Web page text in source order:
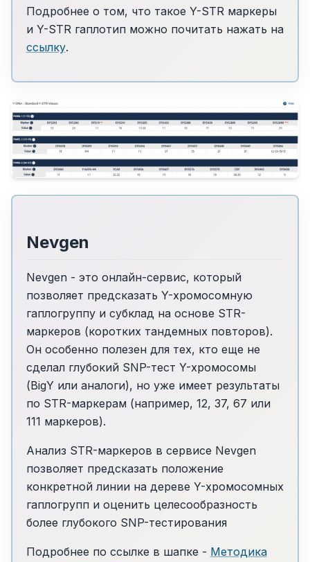
Подробнее о том, что такое Y-STR маркеры
и Y-STR гаплотип можно почитать нажать на
ссылку.
Nevgen
Nevgen - это онлайн-сервис, который
позволяет предсказать Y-хромосомную
гаплогруппу и субклад на основе STR-
маркеров (коротких тандемных повторов).
Он особенно полезен для тех, кто еще не
сделал глубокий SNP-тест Y-хромосомы
(BigY или аналоги), но уже имеет результаты
по STR-маркерам (например, 12, 37, 67 или
111 маркеров).
Анализ STR-маркеров в сервисе Nevgen
позволяет предсказать положение
конкретной линии на дереве Y-хромосомных
гаплогрупп и оценить целесообразность
более глубокого SNP-тестирования
Подробнее по ссылке в шапке - Методика